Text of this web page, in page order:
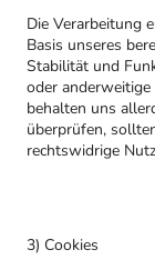
Die Verarbeitung
Basis unseres
Stabilität und
oder
behalten uns
überprüfen,
rechtswidrige
3) Cookies